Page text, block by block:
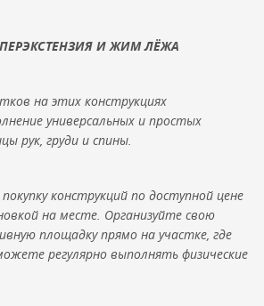
И ЖИМ ЛЁЖА
на этих конструкциях
универсальных и простых
рук, груди и спины.
конструкций по доступной цене
на месте. Организуйте свою
площадку прямо на участке, где
регулярно выполнять физические